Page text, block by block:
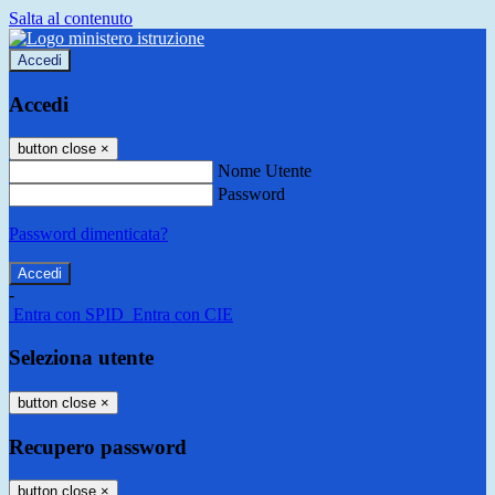
Salta al contenuto
Accedi
Accedi
button close ×
Nome Utente
Password
Password dimenticata?
-
Entra con SPID Entra con CIE
Seleziona utente
button close ×
Recupero password
button close ×